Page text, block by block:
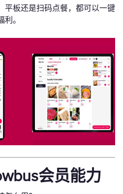
平板还是扫码点餐，都可以一键
。
会员能力